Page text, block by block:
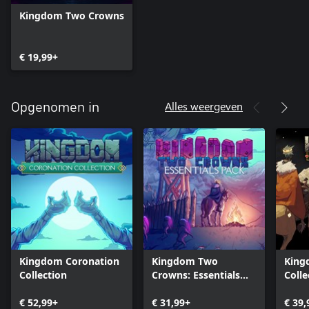
Kingdom Two Crowns
€ 19,99+
Opgenomen in Alles weergeven
Kingdom Coronation
Collection
€ 52,99+
Kingdom Two
Crowns: Essentials
€ 31,99+
€